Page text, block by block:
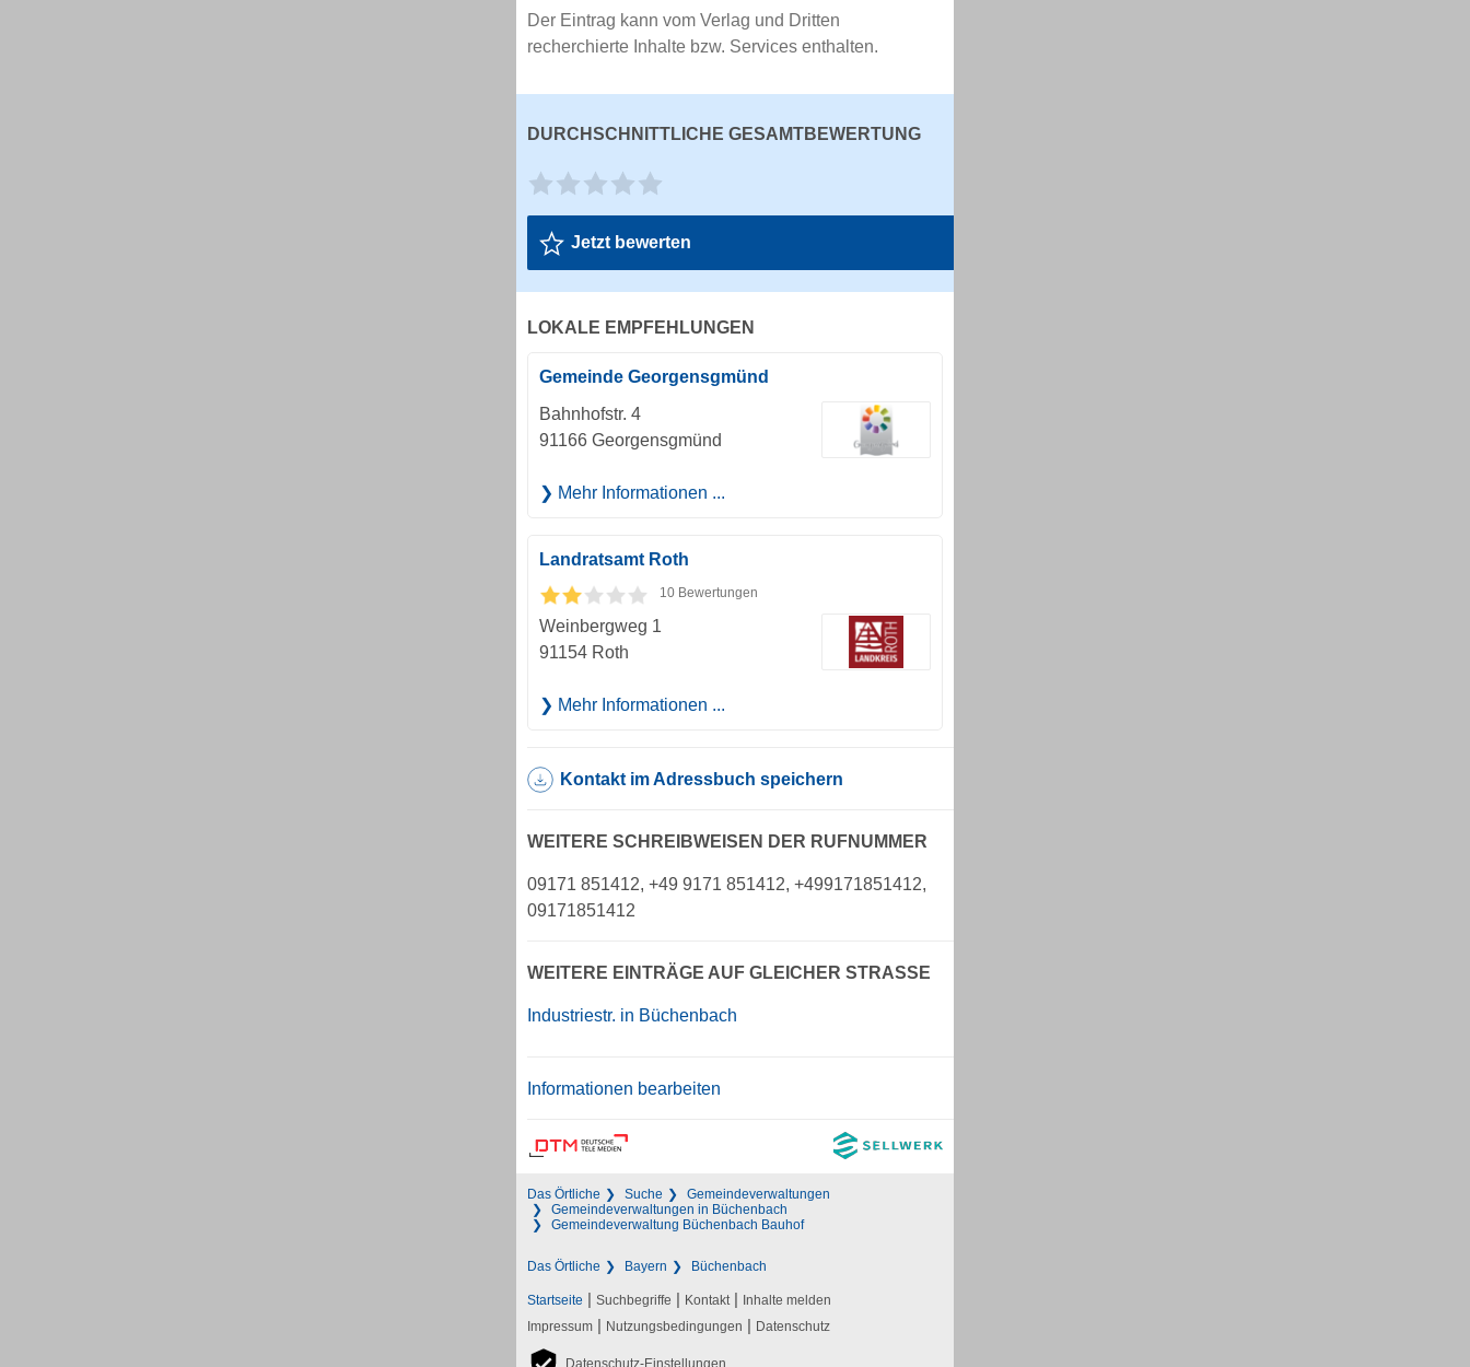
Der Eintrag kann vom Verlag und Dritten
recherchierte Inhalte bzw. Services enthalten.
DURCHSCHNITTLICHE GESAMTBEWERTUNG
Jetzt bewerten
LOKALE EMPFEHLUNGEN
Gemeinde Georgensgmünd
Bahnhofstr. 4
91166 Georgensgmünd
Mehr Informationen ...
Landratsamt Roth
10 Bewertungen
Weinbergweg 1
91154 Roth
Mehr Informationen ...
Kontakt im Adressbuch speichern
WEITERE SCHREIBWEISEN DER RUFNUMMER
09171 851412, +49 9171 851412, +499171851412,
09171851412
WEITERE EINTRÄGE AUF GLEICHER STRASSE
Industriestr. in Büchenbach
Informationen bearbeiten
Das Örtliche Suche
Gemeindeverwaltungen
Gemeindeverwaltungen in Büchenbach
Gemeindeverwaltung Büchenbach Bauhof
Das Örtliche Bayern Büchenbach
Startseite | Suchbegriffe | Kontakt | Inhalte melden
Impressum | Nutzungsbedingungen | Datenschutz
Datenschutz-Einstellungen